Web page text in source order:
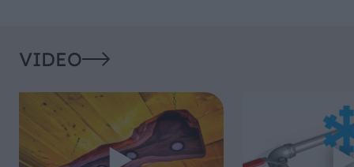
VIDEO